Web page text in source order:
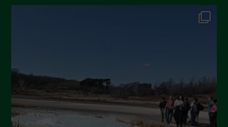
Gennaio 2025
Settembre 2024
Luglio 2024
Maggio 2024